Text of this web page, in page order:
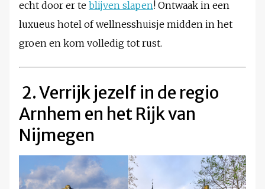
echt door er te blijven slapen! Ontwaak in een
luxueus hotel of wellnesshuisje midden in het
groen en kom volledig tot rust.
2. Verrijk jezelf in de regio
Arnhem en het Rijk van
Nijmegen